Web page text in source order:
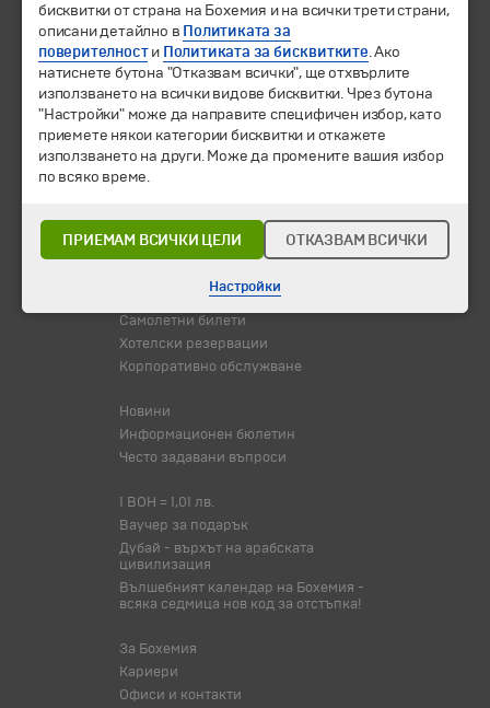
Екскурзии и почивки
Направления
Календар
Всички програми от А до Я
Промоции
Горещи оферти
Потвърдени дати
Оферта на деня
Самолетни билети
Хотелски резервации
Корпоративно обслужване
Новини
Информационен бюлетин
Често задавани въпроси
1 BOH = 1,01 лв.
Ваучер за подарък
Дубай - върхът на арабската
цивилизация
Вълшебният календар на Бохемия -
всяка седмица нов код за отстъпка!
За Бохемия
Кариери
Офиси и контакти
бисквитки от страна на Бохемия и на всички трети страни,
описани детайлно в Политиката за
поверителности Политиката за бисквитките. Ако
натиснете бутона "Отказвам всички", ще отхвърлите
използването на всички видове бисквитки. Чрез бутона
"Настройки" може да направите специфичен избор, като
приемете някои категории бисквитки и откажете
използването на други. Може да промените вашия избор
по всяко време.
ПРИЕМАМ ВСИЧКИ ЦЕЛИ ОТКАЗВАМ ВСИЧКИ
Настройки